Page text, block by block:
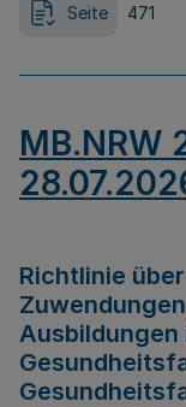
Seite 471
MB.NRW
Richtlinie
Ausbildungen